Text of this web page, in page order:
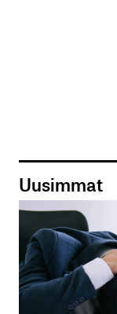
Uusimmat